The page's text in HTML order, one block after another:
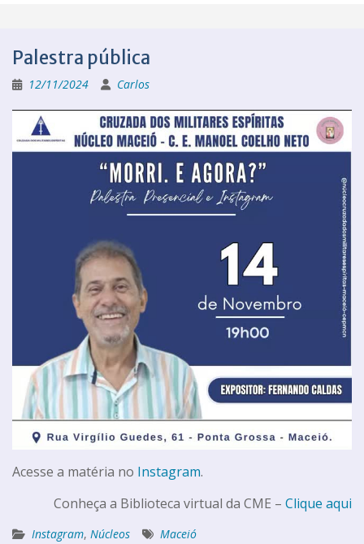
Palestra pública
12/11/2024 Carlos
Acesse a matéria no Instagram.
Conheça a Biblioteca virtual da CME – Clique aqui
Instagram, Núcleos Maceió